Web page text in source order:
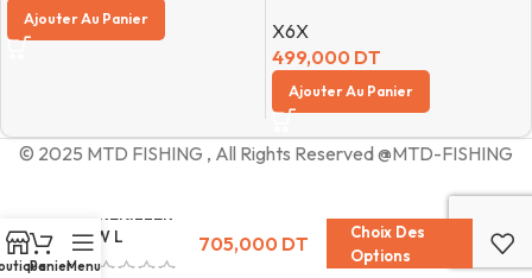
Ajouter Au Panier
X6X
499,000 DT
Ajouter Au Panier
© 2025 MTD FISHING , All Rights Reserved @MTD-FISHING
PanierMenu
LUREKILLER
16W L
705,000 DT
Choix Des
Options